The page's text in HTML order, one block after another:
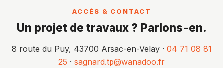
ACCÈS & CONTACT
Un projet de travaux ? Parlons-en.
8 route du Puy, 43700 Arsac-en-Velay · 04 71 08 81
25 · sagnard.tp@wanadoo.fr